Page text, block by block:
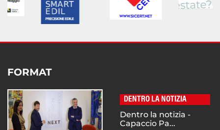
FORMAT
DENTRO LA NOTIZIA
Dentro la notizia -
Capaccio Pa...